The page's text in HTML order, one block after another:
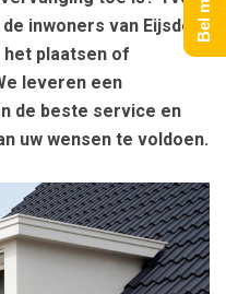
inwoners van Eijsden
plaatsen of
leveren een
de beste service en
uw wensen te voldoen.